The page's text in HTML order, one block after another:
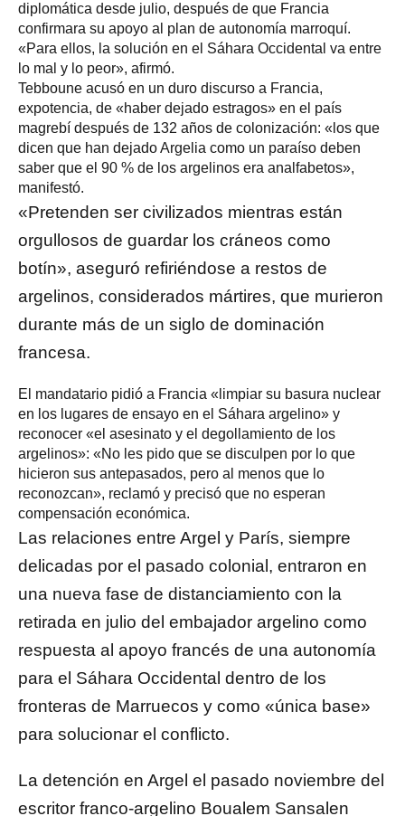
diplomática desde julio, después de que Francia
confirmara su apoyo al plan de autonomía marroquí.
«Para ellos, la solución en el Sáhara Occidental va entre
lo mal y lo peor», afirmó.
Tebboune acusó en un duro discurso a Francia,
expotencia, de «haber dejado estragos» en el país
magrebí después de 132 años de colonización: «los que
dicen que han dejado Argelia como un paraíso deben
saber que el 90 % de los argelinos era analfabetos»,
manifestó.
«Pretenden ser civilizados mientras están
orgullosos de guardar los cráneos como
botín», aseguró refiriéndose a restos de
argelinos, considerados mártires, que murieron
durante más de un siglo de dominación
francesa.
El mandatario pidió a Francia «limpiar su basura nuclear
en los lugares de ensayo en el Sáhara argelino» y
reconocer «el asesinato y el degollamiento de los
argelinos»: «No les pido que se disculpen por lo que
hicieron sus antepasados, pero al menos que lo
reconozcan», reclamó y precisó que no esperan
compensación económica.
Las relaciones entre Argel y París, siempre
delicadas por el pasado colonial, entraron en
una nueva fase de distanciamiento con la
retirada en julio del embajador argelino como
respuesta al apoyo francés de una autonomía
para el Sáhara Occidental dentro de los
fronteras de Marruecos y como «única base»
para solucionar el conflicto.
La detención en Argel el pasado noviembre del
escritor franco-argelino Boualem Sansalen